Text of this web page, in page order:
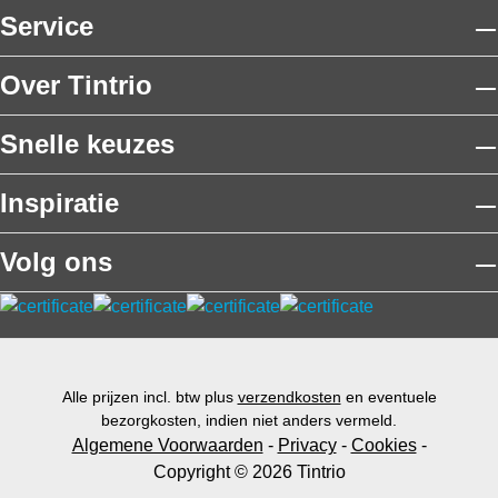
Service
Over Tintrio
Snelle keuzes
Inspiratie
Volg ons
Alle prijzen incl. btw plus verzendkosten en eventuele
bezorgkosten, indien niet anders vermeld.
Algemene Voorwaarden - Privacy- Cookies-
Copyright © 2026 Tintrio